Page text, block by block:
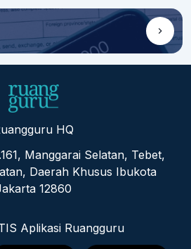
HQ
Manggarai Selatan, Tebet,
Daerah Khusus Ibukota
12860
Aplikasi Ruangguru